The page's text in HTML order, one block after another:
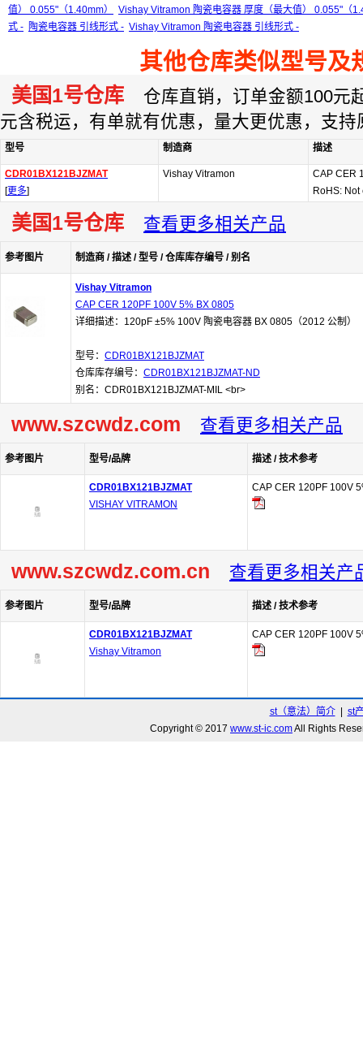
值） 0.055"（1.40mm）
Vishay Vitramon 陶瓷电容器 厚度（最大值） 0.055"（
式 - 陶瓷电容器 引线形式 - Vishay Vitramon 陶瓷电容器 引线形式 -
其他仓库类似型号及
美国1号仓库 仓库直销，订单金额100元
元含税运，有单就有优惠，量大更优惠，支持
型号 制造商 描述
CDR01BX121BJZMAT
[更多]
Vishay Vitramon
CAP CER
RoHS:
美国1号仓库 查看更多相关产品
参考图片 制造商 / 描述 / 型号 / 仓库库存编号 / 别名
Vishay Vitramon
CAP CER 120PF 100V 5% BX 0805
详细描述：120pF ±5% 100V 陶瓷电容器 BX 0805（2012 公制）
型号： CDR01BX121BJZMAT
仓库库存编号： CDR01BX121BJZMAT-ND
别名：CDR01BX121BJZMAT-MIL <br>
www.szcwdz.com 查看更多相关产品
参考图片 型号/品牌 描述 / 技术参考
CDR01BX121BJZMAT
VISHAY VITRAMON
CAP CER 120PF 100V
www.szcwdz.com.cn 查看更多相关产
参考图片 型号/品牌 描述 / 技术参考
CDR01BX121BJZMAT
Vishay Vitramon
CAP CER 120PF 100V
st（意法）简介| st
Copyright © 2017 www.st-ic.comAll Rights